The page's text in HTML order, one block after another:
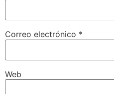
Correo electrónico *
Web